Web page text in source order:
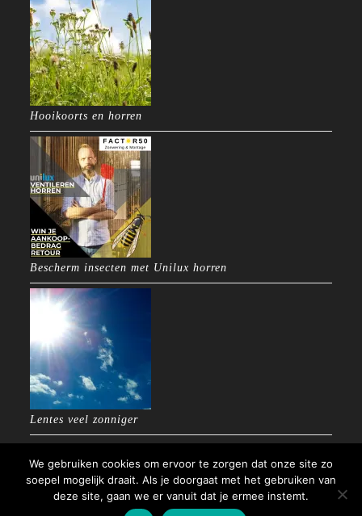
Hooikoorts en horren
Bescherm insecten met Unilux horren
Lentes veel zonniger
Copyright 2025 - Factor50 Zonwering & Montage
We gebruiken cookies om ervoor te zorgen dat onze site zo
soepel mogelijk draait. Als je doorgaat met het gebruiken van
deze site, gaan we er vanuit dat je ermee instemt.